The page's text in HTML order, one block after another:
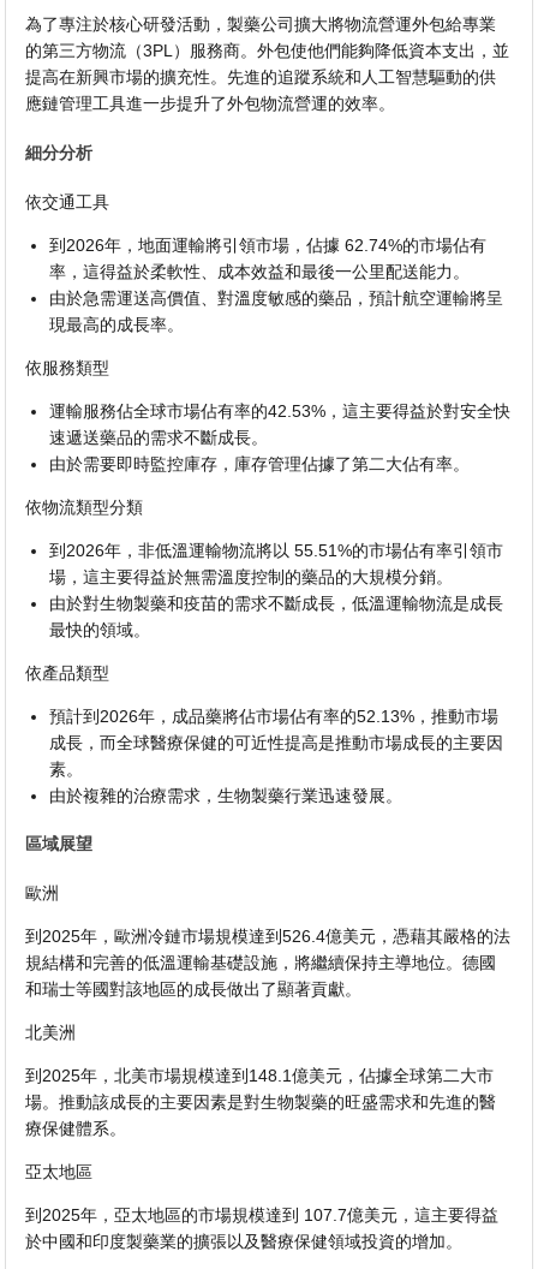
為了專注於核心研發活動，製藥公司擴大將物流營運外包給專業
的第三方物流（3PL）服務商。外包使他們能夠降低資本支出，並
提高在新興市場的擴充性。先進的追蹤系統和人工智慧驅動的供
應鏈管理工具進一步提升了外包物流營運的效率。
細分分析
依交通工具
到2026年，地面運輸將引領市場，佔據 62.74%的市場佔有
率，這得益於柔軟性、成本效益和最後一公里配送能力。
由於急需運送高價值、對溫度敏感的藥品，預計航空運輸將呈
現最高的成長率。
依服務類型
運輸服務佔全球市場佔有率的42.53%，這主要得益於對安全快
速遞送藥品的需求不斷成長。
由於需要即時監控庫存，庫存管理佔據了第二大佔有率。
依物流類型分類
到2026年，非低溫運輸物流將以 55.51%的市場佔有率引領市
場，這主要得益於無需溫度控制的藥品的大規模分銷。
由於對生物製藥和疫苗的需求不斷成長，低溫運輸物流是成長
最快的領域。
依產品類型
預計到2026年，成品藥將佔市場佔有率的52.13%，推動市場
成長，而全球醫療保健的可近性提高是推動市場成長的主要因
素。
由於複雜的治療需求，生物製藥行業迅速發展。
區域展望
歐洲
到2025年，歐洲冷鏈市場規模達到526.4億美元，憑藉其嚴格的法
規結構和完善的低溫運輸基礎設施，將繼續保持主導地位。德國
和瑞士等國對該地區的成長做出了顯著貢獻。
北美洲
到2025年，北美市場規模達到148.1億美元，佔據全球第二大市
場。推動該成長的主要因素是對生物製藥的旺盛需求和先進的醫
療保健體系。
亞太地區
到2025年，亞太地區的市場規模達到 107.7億美元，這主要得益
於中國和印度製藥業的擴張以及醫療保健領域投資的增加。